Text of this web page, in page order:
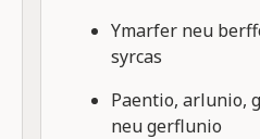
Ymarfer neu
syrcas
Paentio, arlunio,
neu gerflunio